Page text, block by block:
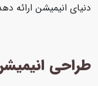
دنیای انیمیشن ارائه دهد.
طراحی انیمیشن